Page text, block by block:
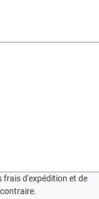
frais d'expédition et de